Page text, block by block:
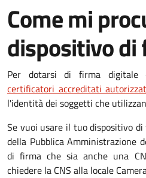
Come mi
dispositivo di
Per dotarsi di firma digitale
certificatori accreditati
l'identità dei soggetti che
Se vuoi usare il tuo dispositivo
della Pubblica Amministrazione
di firma che sia anche una
chiedere la CNS alla locale